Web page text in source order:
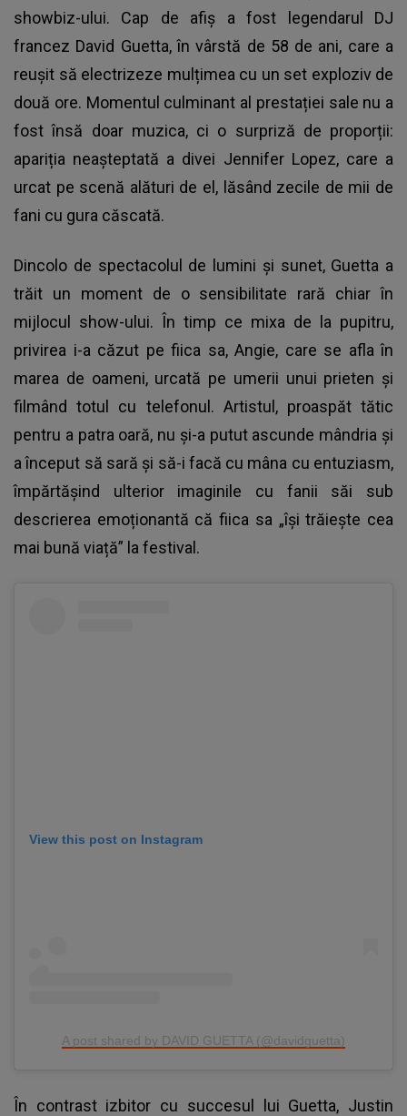
showbiz-ului. Cap de afiș a fost legendarul DJ
francez David Guetta, în vârstă de 58 de ani, care a
reușit să electrizeze mulțimea cu un set exploziv de
două ore. Momentul culminant al prestației sale nu a
fost însă doar muzica, ci o surpriză de proporții:
apariția neașteptată a divei Jennifer Lopez, care a
urcat pe scenă alături de el, lăsând zecile de mii de
fani cu gura căscată.
Dincolo de spectacolul de lumini și sunet, Guetta a
trăit un moment de o sensibilitate rară chiar în
mijlocul show-ului. În timp ce mixa de la pupitru,
privirea i-a căzut pe fiica sa, Angie, care se afla în
marea de oameni, urcată pe umerii unui prieten și
filmând totul cu telefonul. Artistul, proaspăt tătic
pentru a patra oară, nu și-a putut ascunde mândria și
a început să sară și să-i facă cu mâna cu entuziasm,
împărtășind ulterior imaginile cu fanii săi sub
descrierea emoționantă că fiica sa „își trăiește cea
mai bună viață” la festival.
View this post on Instagram
A post shared by DAVID GUETTA (@davidguetta)
În contrast izbitor cu succesul lui Guetta, Justin